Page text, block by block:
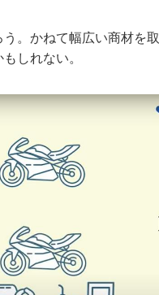
。かねて幅広い商材を
しれない。